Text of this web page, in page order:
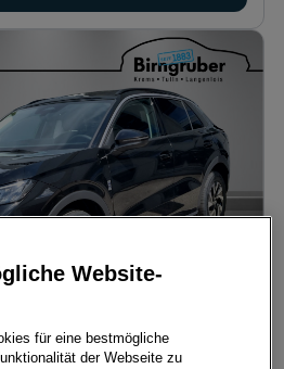
Website-
für eine bestmögliche
der Webseite zu